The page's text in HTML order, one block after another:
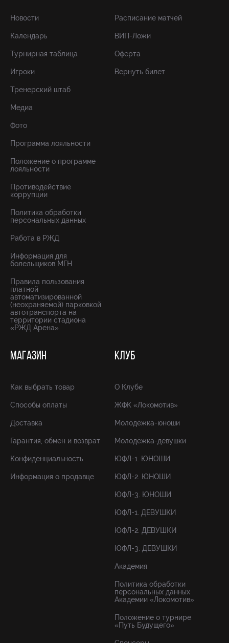
Новости
Календарь
Турнирная таблица
Игроки
Тренерский штаб
Медиа
Фото
Программа лояльности
Положение о программе
лояльности
Противодействие
коррупции
Политика обработки
персональных данных
Работа в РЖД
Информация для
болельщиков МГН
Правила пользования
платной
автоматизированной
(неохраняемой) парковкой
автотранспорта на
территории стадиона
«РЖД Арена»
Расписание матчей
ВИП-Ложи
Оферта
Вернуть билет
МАГАЗИН
Как выбрать товар
Способы оплаты
Доставка
Гарантия, обмен и возврат
Конфиденциальность
Информация о продавце
КЛУБ
О Клубе
ЖФК «Локомотив»
Молодёжка-юноши
Молодёжка-девушки
ЮФЛ-1. ЮНОШИ
ЮФЛ-2. ЮНОШИ
ЮФЛ-3. ЮНОШИ
ЮФЛ-1. ДЕВУШКИ
ЮФЛ-2. ДЕВУШКИ
ЮФЛ-3. ДЕВУШКИ
Академия
Политика обработки
персональных данных
Академии «Локомотив»
Положение о турнире
«Путь Будущего»